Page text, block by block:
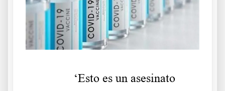
‘Esto es un asesinato